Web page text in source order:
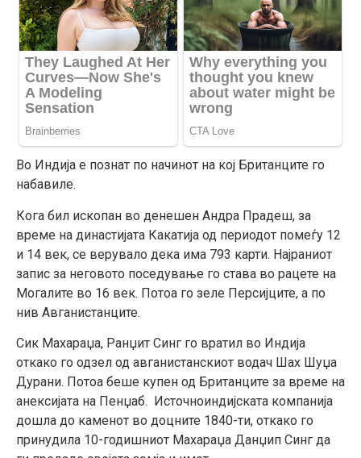
Во Индија е познат по начинот на кој Британците го
набавиле.
Кога бил ископан во денешен Андра Прадеш, за
време на династијата Какатија од периодот помеѓу 12
и 14 век, се верувало дека има 793 карти. Најраниот
запис за неговото поседување го става во рацете на
Могалите во 16 век. Потоа го зеле Персијците, а по
нив Авганистанците.
Сик Махараџа, Ранџит Синг го вратил во Индија
откако го одзел од авганистанскиот водач Шах Шуџа
Дурани. Потоа беше купен од Британците за време на
анексијата на Пенџаб. Источноиндијската компанија
дошла до каменот во доцните 1840-ти, откако го
принудила 10-годишниот Махараџа Данџип Синг да